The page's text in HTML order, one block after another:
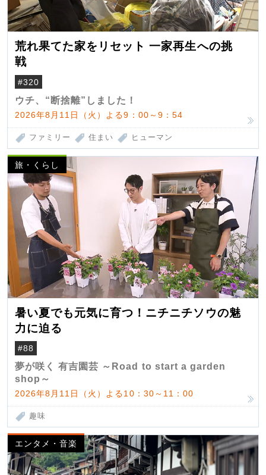
荒れ果てた家をリセット 一家再生への挑
戦
#320
ウチ、“断捨離”しました！
2026年8月11日（火）よる9：00～9：54
ファミリー 住まい ヒューマン
旅・くらし
暑い夏でも元気に育つ！ニチニチソウの魅
力に迫る
#88
夢が咲く 有吉園芸 ～Road to start a garden
shop～
2026年8月11日（火）よる10：30～11：00
趣味
エンタメ・音楽